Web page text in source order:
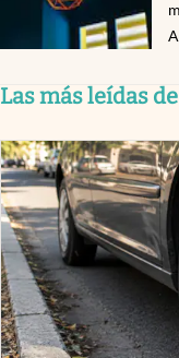
Las más leídas